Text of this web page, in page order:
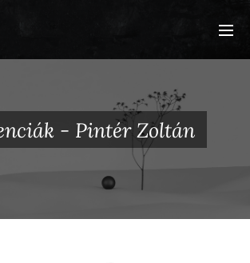
- Pintér Zoltán